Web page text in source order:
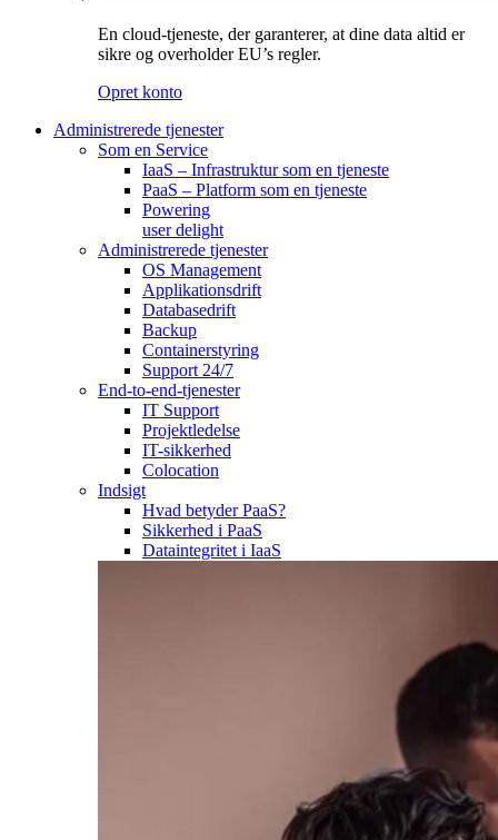
En cloud-tjeneste, der garanterer, at dine data altid er
sikre og overholder EU’s regler.
Opret konto
Administrerede tjenester
Som en Service
IaaS – Infrastruktur som en tjeneste
PaaS – Platform som en tjeneste
Powering
user delight
Administrerede tjenester
OS Management
Applikationsdrift
Databasedrift
Backup
Containerstyring
Support 24/7
End-to-end-tjenester
IT Support
Projektledelse
IT-sikkerhed
Colocation
Indsigt
Hvad betyder PaaS?
Sikkerhed i PaaS
Dataintegritet i IaaS